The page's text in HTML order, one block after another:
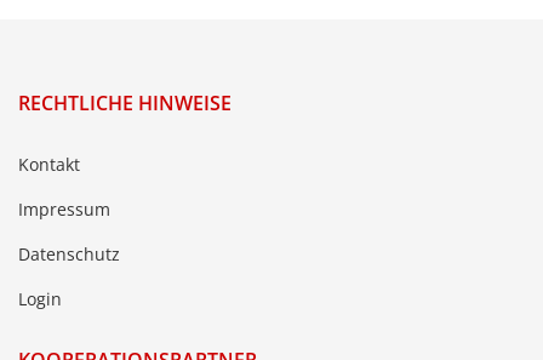
RECHTLICHE HINWEISE
Kontakt
Impressum
Datenschutz
Login